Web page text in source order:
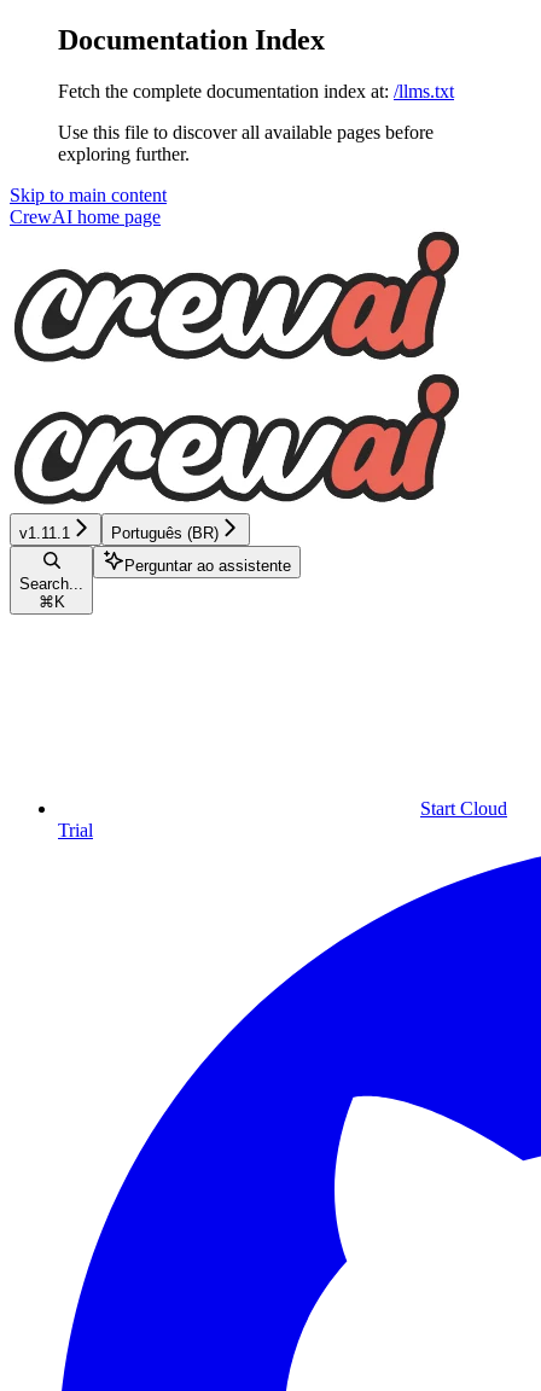
Documentation Index
Fetch the complete documentation index at: /llms.txt
Use this file to discover all available pages before
exploring further.
Skip to main content
CrewAI home page
v1.11.1 Português (BR)
Search...
⌘ K
Perguntar ao assistente
Start Cloud
Trial